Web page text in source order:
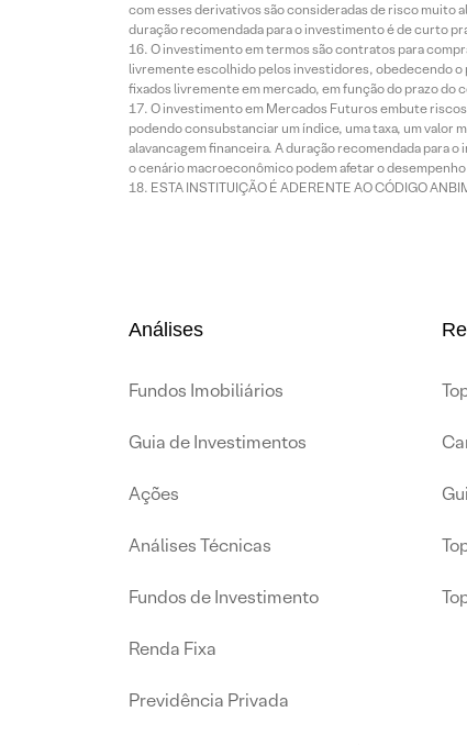
com esses derivativos são consideradas de risco muito
duração recomendada para o investimento é de curto
O investimento em termos são contratos para
livremente escolhido pelos investidores, obedecendo o
fixados livremente em mercado, em função do prazo do
O investimento em Mercados Futuros embute
podendo consubstanciar um índice, uma taxa, um valor
alavancagem financeira. A duração recomendada para
o cenário macroeconômico podem afetar o
ESTA INSTITUIÇÃO É ADERENTE AO CÓDIGO
Análises
Fundos Imobiliários
Guia de Investimentos
Ações
Análises Técnicas
Fundos de Investimento
Renda Fixa
Previdência Privada